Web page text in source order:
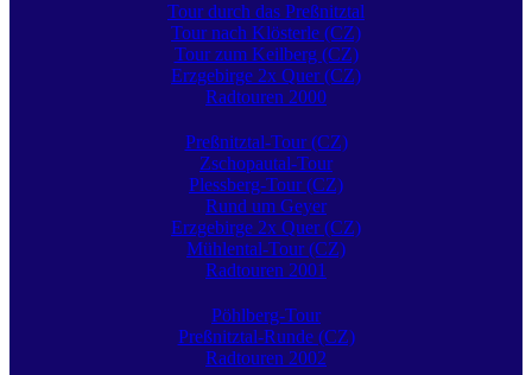
Tour durch das Preßnitztal
Tour nach Klösterle (CZ)
Tour zum Keilberg (CZ)
Erzgebirge 2x Quer (CZ)
Radtouren 2000
Preßnitztal-Tour (CZ)
Zschopautal-Tour
Plessberg-Tour (CZ)
Rund um Geyer
Erzgebirge 2x Quer (CZ)
Mühlental-Tour (CZ)
Radtouren 2001
Pöhlberg-Tour
Preßnitztal-Runde (CZ)
Radtouren 2002